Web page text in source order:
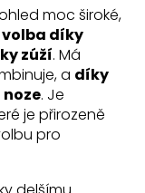
moc široké,
díky
zúží. Má
a díky
. Je
je přirozeně
pro